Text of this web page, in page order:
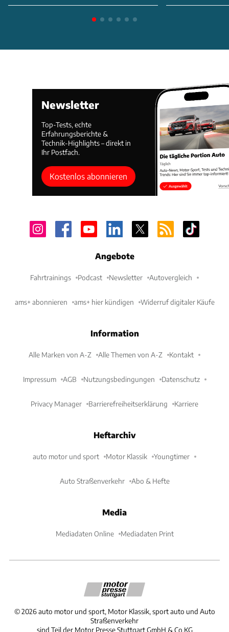
Newsletter
Top-Tests, echte
Erfahrungsberichte &
Technik-Highlights – direkt in
Ihr Postfach.
Kostenlos abonnieren
Angebote
Fahrtrainings Podcast Newsletter Autovergleich
ams+ abonnieren ams+ hier kündigen Widerruf digitaler Käufe
Information
Alle Marken von A-Z Alle Themen von A-Z Kontakt
Impressum AGB Nutzungsbedingungen Datenschutz
Privacy Manager Barrierefreiheitserklärung Karriere
Heftarchiv
auto motor und sport Motor Klassik Youngtimer
Auto Straßenverkehr Abo & Hefte
Media
Mediadaten Online Mediadaten Print
©2026 auto motor und sport, Motor Klassik, sport auto und Auto
Straßenverkehr
sind Teil der Motor Presse Stuttgart GmbH & Co.KG